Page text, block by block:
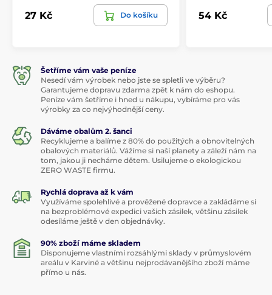
27 Kč Do košíku 54 Kč
Šetříme vám vaše peníze
Nesedí vám výrobek nebo jste se spletli ve výběru?
Garantujeme dopravu zdarma zpět k nám do eshopu.
Peníze vám šetříme i hned u nákupu, vybíráme pro vás
výrobky za co nejvýhodnější ceny.
Dáváme obalům 2. šanci
Recyklujeme a balíme z 80% do použitých a obnovitelných
obalových materiálů. Vážíme si naší planety a záleží nám na
tom, jakou ji necháme dětem. Usilujeme o ekologickou
ZERO WASTE firmu.
Rychlá doprava až k vám
Využíváme spolehlivé a prověžené dopravce a zakládáme si
na bezproblémové expedici vašich zásilek, většinu zásilek
odesíláme ještě v den objednávky.
90% zboží máme skladem
Disponujeme vlastními rozsáhlými sklady v průmyslovém
areálu v Karviné a většinu nejprodávanějšího zboží máme
přímo u nás.